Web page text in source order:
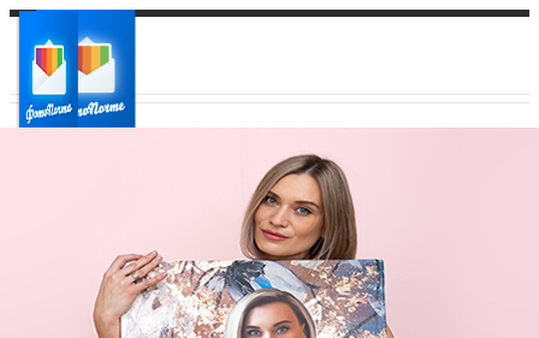
Ваш регион доставки
Выберите из списка: